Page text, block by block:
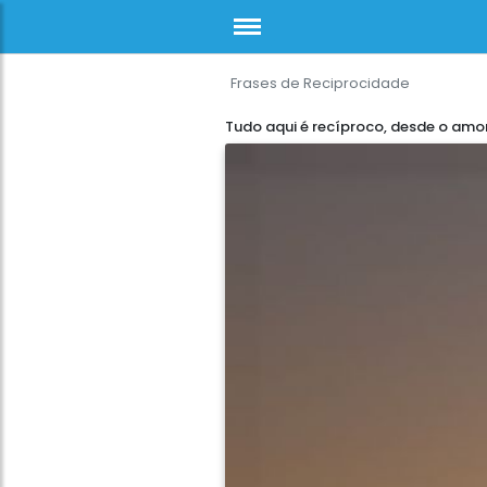
Frases de Reciprocidade
Tudo aqui é recíproco, desde o